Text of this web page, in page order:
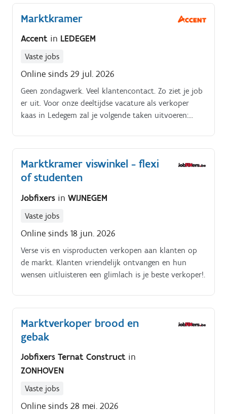
Marktkramer
Accent in LEDEGEM
Vaste jobs
Online sinds 29 jul. 2026
Geen zondagwerk. Veel klantencontact. Zo ziet je job
er uit. Voor onze deeltijdse vacature als verkoper
kaas in Ledegem zal je volgende taken uitvoeren:
Marktkramer viswinkel - flexi
of studenten
Jobfixers in WIJNEGEM
Vaste jobs
Online sinds 18 jun. 2026
Verse vis en visproducten verkopen aan klanten op
de markt. Klanten vriendelijk ontvangen en hun
wensen uitluisteren een glimlach is je beste verkoper!.
Marktverkoper brood en
gebak
Jobfixers Ternat Construct in
ZONHOVEN
Vaste jobs
Online sinds 28 mei. 2026